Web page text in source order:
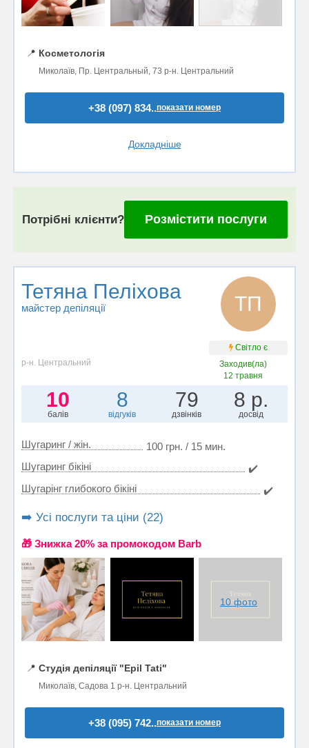
📍 Косметологія
Миколаїв, Пр. Центральный, 73 р-н. Центральний
+38 (097) 834..показати номер
Докладніше
Потрібні клієнти? Розмістити послуги
Тетяна Пеліхова
майстер депіляції ТП
Світло є
р-н. Центральний
Заходив(ла)
12 травня
10
балів
8
відгуків
79
дзвінків
8 р.
досвід
Шугаринг / жін.
100 грн. / 15 мин.
Шугаринг бікіні
✔️
Шугарінг глибокого бікіні
✔️
➡️ Усі послуги та ціни (22)
🎁 Знижка 20% за промокодом Barb
10 фото
📍 Студія депіляції "Epil Tati"
Миколаїв, Садова 1 р-н. Центральний
+38 (095) 742..показати номер